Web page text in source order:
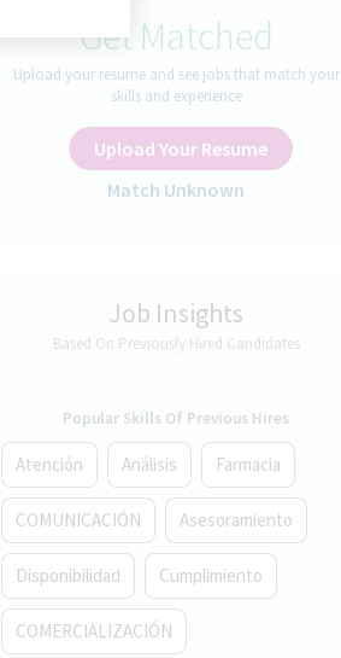
Get Matched
Upload your resume and see jobs that match your
skills and experience
Upload Your Resume
Match Unknown
Job Insights
Based On Previously Hired Candidates
Popular Skills Of Previous Hires
Atención Análisis Farmacia
COMUNICACIÓN Asesoramiento
Disponibilidad Cumplimiento
COMERCIALIZACIÓN